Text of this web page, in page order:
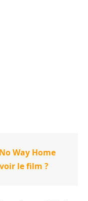
Way Home
le film ?